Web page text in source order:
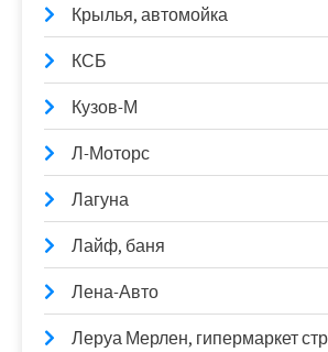
Крылья, автомойка
КСБ
Кузов-М
Л-Моторс
Лагуна
Лайф, баня
Лена-Авто
Леруа Мерлен, гипермаркет